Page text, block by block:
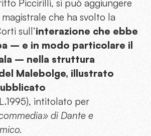
Piccirilli, si può aggiungere
che ha svolto la
sull’interazione che ebbe
– e in modo particolare il
– nella struttura
Malebolge, illustrato
intitolato per
di Dante e